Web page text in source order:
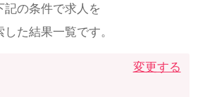
トで働く
派遣求人を探す
記の条件で求人を
した結果一覧です。
変更する